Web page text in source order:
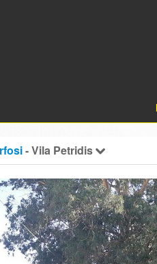
- Vila Petridis